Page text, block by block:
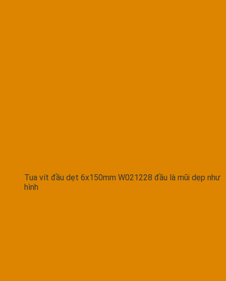
Tua vít đầu dẹt 6x150mm W021228 đầu là mũi dẹp như
hình